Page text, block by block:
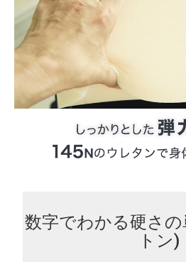
数字でわかる硬さ
トン)